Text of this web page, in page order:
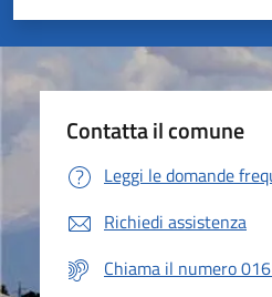
Valuta 5 stelle
Valuta 4 stelle su 5
Valuta 3 stelle su 5
Valuta 2 stelle su 5
Valuta 1 stelle su 5
Contatta il comune
Leggi le domande
Richiedi assistenza
Chiama il numero